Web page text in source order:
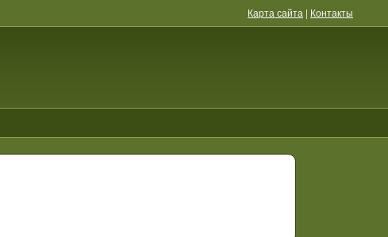
Карта сайта | Контакты